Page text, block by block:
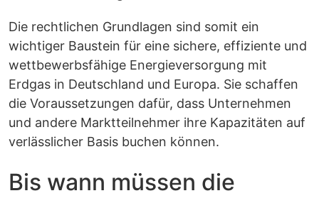
Die rechtlichen Grundlagen sind somit ein
wichtiger Baustein für eine sichere, effiziente und
wettbewerbsfähige Energieversorgung mit
Erdgas in Deutschland und Europa. Sie schaffen
die Voraussetzungen dafür, dass Unternehmen
und andere Marktteilnehmer ihre Kapazitäten auf
verlässlicher Basis buchen können.
Bis wann müssen die